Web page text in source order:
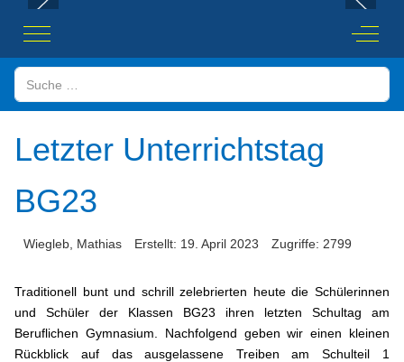
Mobile Menu Toggle Off-
Suchen
Letzter Unterrichtstag
BG23
Wiegleb, Mathias Erstellt: 19. April 2023 Zugriffe: 2799
Traditionell bunt und schrill zelebrierten heute die Schülerinnen
und Schüler der Klassen BG23 ihren letzten Schultag am
Beruflichen Gymnasium. Nachfolgend geben wir einen kleinen
Rückblick auf das ausgelassene Treiben am Schulteil 1